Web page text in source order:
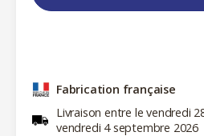
Fabrication française
Livraison entre le vendredi
vendredi 4 septembre 2026